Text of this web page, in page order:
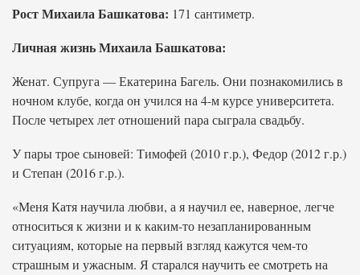
Рост Михаила Башкатова: 171 сантиметр.
Личная жизнь Михаила Башкатова:
Женат. Супруга — Екатерина Багель. Они познакомились в
ночном клубе, когда он учился на 4-м курсе университета.
После четырех лет отношений пара сыграла свадьбу.
У пары трое сыновей: Тимофей (2010 г.р.), Федор (2012 г.р.)
и Степан (2016 г.р.).
«Меня Катя научила любви, а я научил ее, наверное, легче
относиться к жизни и к каким-то незапланированным
ситуациям, которые на первый взгляд кажутся чем-то
страшным и ужасным. Я старался научить ее смотреть на